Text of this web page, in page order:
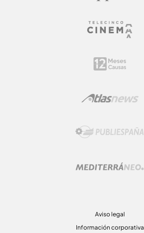
Aviso legal
Información corporativa